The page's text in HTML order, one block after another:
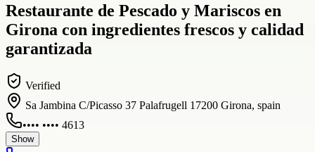
Restaurante de Pescado y Mariscos en
Girona con ingredientes frescos y calidad
garantizada
Verified
Sa Jambina C/Picasso 37 Palafrugell 17200 Girona, spain
•••• •••• 4613
Show